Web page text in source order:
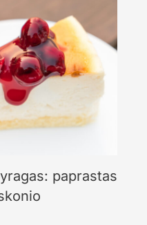
paprastas